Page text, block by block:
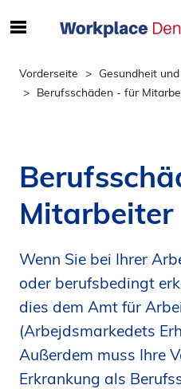
g
e
i
n
d
o
l
p
å
s
i
Vorderseite
Gesundheit
Berufsschäden - für
Mitarbeiter
Wenn Sie bei Ihrer
oder berufsbedingt
dies dem Amt für
(Arbejdsmarkedets
Außerdem muss Ihre
Erkrankung als